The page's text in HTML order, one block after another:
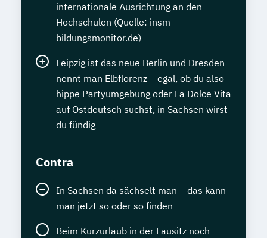
internationale Ausrichtung an den
Hochschulen (Quelle: insm-
bildungsmonitor.de)
Leipzig ist das neue Berlin und Dresden
nennt man Elbflorenz – egal, ob du also
hippe Partyumgebung oder La Dolce Vita
auf Ostdeutsch suchst, in Sachsen wirst
du fündig
Contra
In Sachsen da sächselt man – das kann
man jetzt so oder so finden
Beim Kurzurlaub in der Lausitz noch